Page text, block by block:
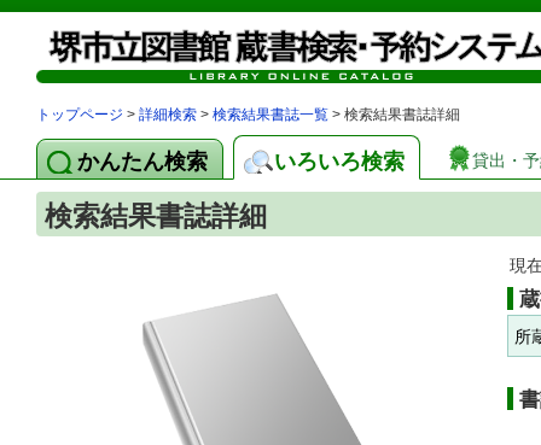
トップページ > 詳細検索 > 検索結果書誌一覧 > 検索結果書誌詳細
かんたん検索 いろいろ検索 貸出・
検索結果書誌詳細
現
所